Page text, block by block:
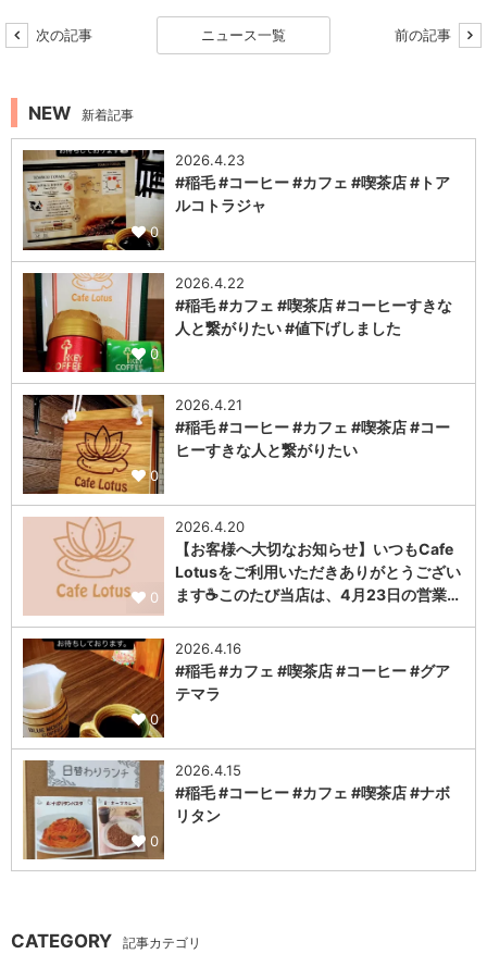
次の記事 ニュース一覧 前の記事
NEW 新着記事
0
2026.4.23
#稲毛 #コーヒー #カフェ #喫茶店 #トア
ルコトラジャ
0
2026.4.22
#稲毛 #カフェ #喫茶店 #コーヒーすきな
人と繋がりたい #値下げしました
0
2026.4.21
#稲毛 #コーヒー #カフェ #喫茶店 #コー
ヒーすきな人と繋がりたい
0
2026.4.20
【お客様へ大切なお知らせ】いつもCafe
Lotusをご利用いただきありがとうござい
ます☕このたび当店は、4月23日の営業…
0
2026.4.16
#稲毛 #カフェ #喫茶店 #コーヒー #グア
テマラ
0
2026.4.15
#稲毛 #コーヒー #カフェ #喫茶店 #ナボ
リタン
CATEGORY 記事カテゴリ